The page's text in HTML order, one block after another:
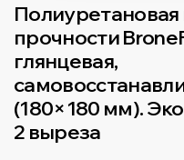
прочности
глянцевая,
(180×180 мм).
2 выреза